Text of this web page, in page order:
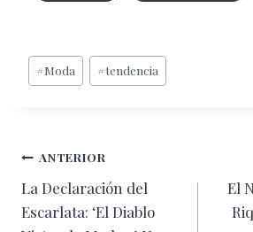
Etiquetas
de
#Moda #tendencia
Navegación
de
ANTERIOR
La Declaración del
Escarlata: ‘El Diablo
El